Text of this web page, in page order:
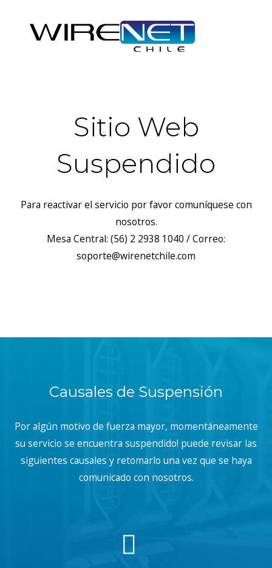
Sitio Web
Suspendido
Para reactivar el servicio por favor comuníquese con
nosotros.
Mesa Central: (56) 2 2938 1040 / Correo:
soporte@wirenetchile.com
Causales de Suspensión
Por algún motivo de fuerza mayor, momentáneamente
su servicio se encuentra suspendido! puede revisar las
siguientes causales y retomarlo una vez que se haya
comunicado con nosotros.